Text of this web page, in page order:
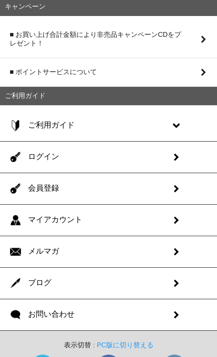
キャンペーン
■ お買い上げ合計金額により非売品キャンペーンCDをプ
レゼント！
■ ポイントサービスについて
ご利用ガイド
ご利用ガイド
ログイン
会員登録
マイアカウント
メルマガ
ブログ
お問い合わせ
表示切替 : PC版に切り替える